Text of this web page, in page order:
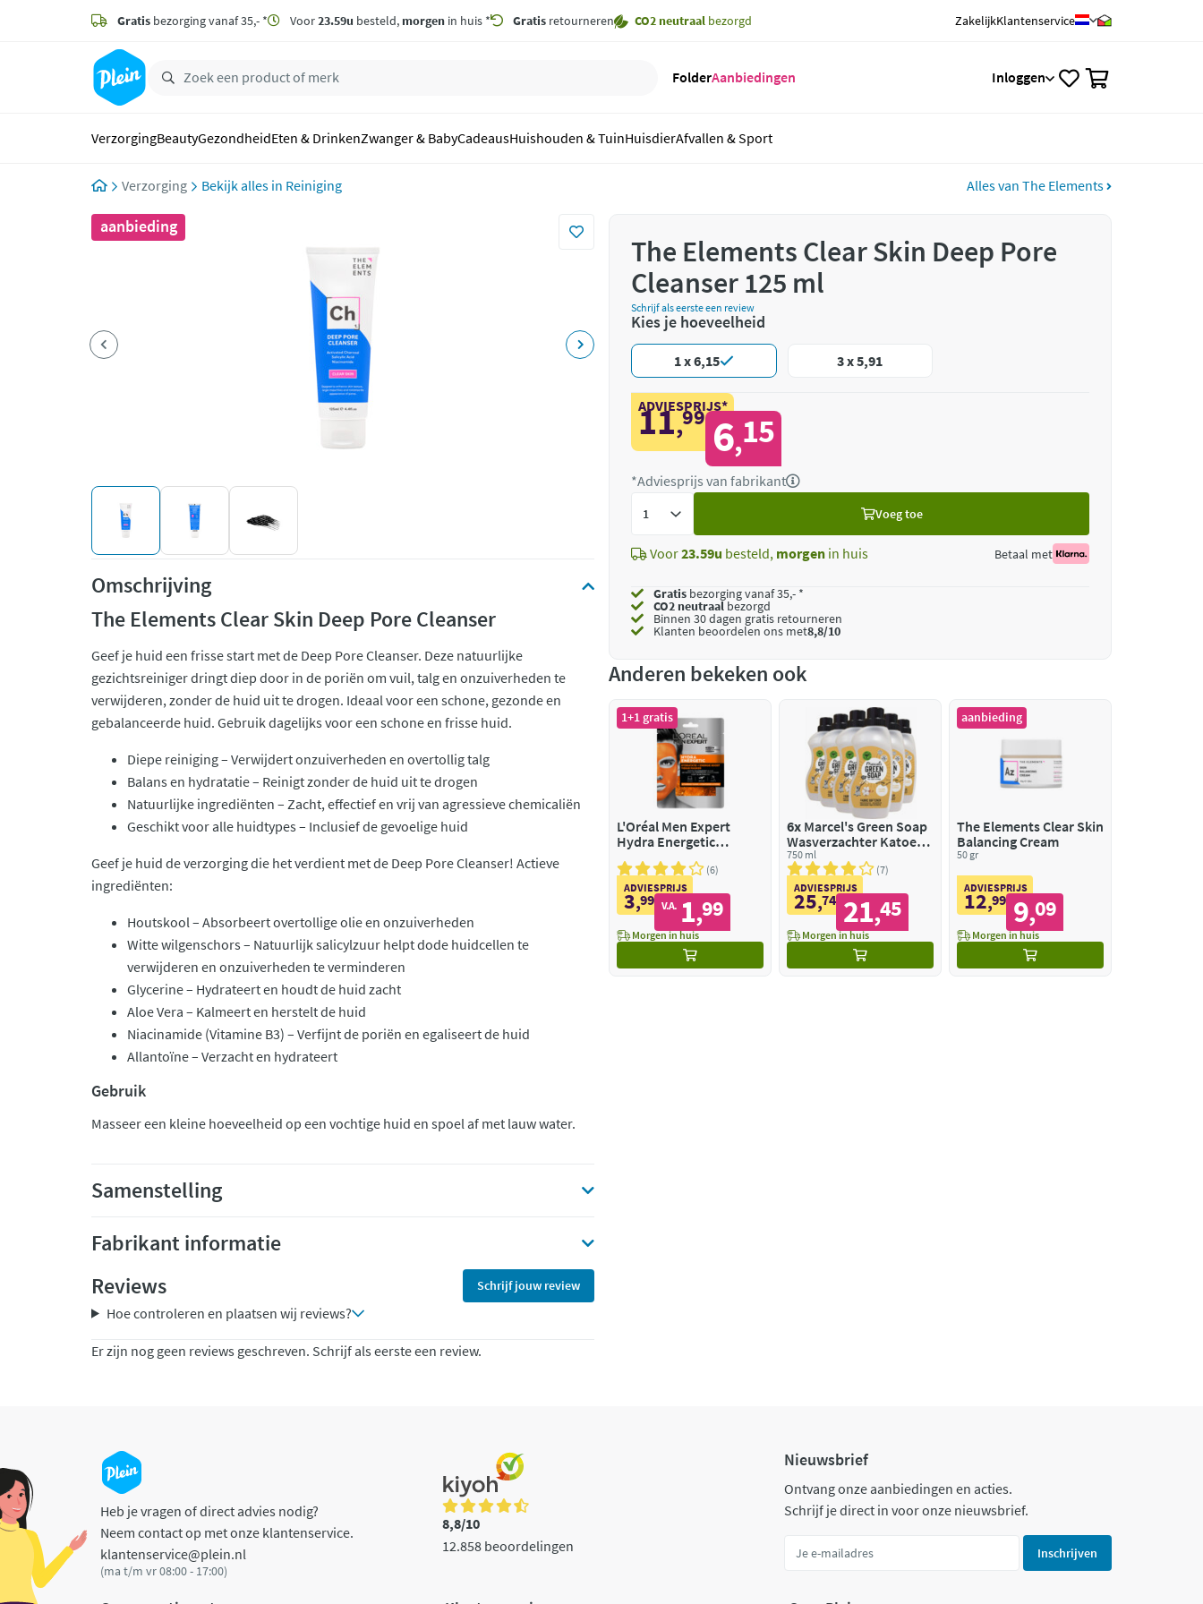
zoeken
hoofdinhoud
Gratis bezorging vanaf 35,- * Voor23.59u besteld, morgen in huis * Gratis retourneren CO2 neutraal bezorgd ZakelijkKlantenservice
FolderAanbiedingen Inloggen
VerzorgingBeautyGezondheidEten & DrinkenZwanger & BabyCadeausHuishouden & TuinHuisdierAfvallen & Sport
Verzorging Reiniging Alles van The Elements
aanbieding
Omschrijving
The Elements Clear Skin Deep Pore Cleanser
Geef je huid een frisse start met de Deep Pore Cleanser. Deze natuurlijke
gezichtsreiniger dringt diep door in de poriën om vuil, talg en onzuiverheden te
verwijderen, zonder de huid uit te drogen. Ideaal voor een schone, gezonde en
gebalanceerde huid. Gebruik dagelijks voor een schone en frisse huid.
Diepe reiniging – Verwijdert onzuiverheden en overtollig talg
Balans en hydratatie – Reinigt zonder de huid uit te drogen
Natuurlijke ingrediënten – Zacht, effectief en vrij van agressieve chemicaliën
Geschikt voor alle huidtypes – Inclusief de gevoelige huid
Geef je huid de verzorging die het verdient met de Deep Pore Cleanser! Actieve
ingrediënten:
Houtskool – Absorbeert overtollige olie en onzuiverheden
Witte wilgenschors – Natuurlijk salicylzuur helpt dode huidcellen te
verwijderen en onzuiverheden te verminderen
Glycerine – Hydrateert en houdt de huid zacht
Aloe Vera – Kalmeert en herstelt de huid
Niacinamide (Vitamine B3) – Verfijnt de poriën en egaliseert de huid
Allantoïne – Verzacht en hydrateert
Gebruik
Masseer een kleine hoeveelheid op een vochtige huid en spoel af met lauw water.
Samenstelling
Fabrikant informatie
Reviews
Schrijf jouw review
Hoe controleren en plaatsen wij reviews?
Er zijn nog geen reviews geschreven. Schrijf als eerste een review.
The Elements Clear Skin Deep Pore
Cleanser 125 ml
Schrijf als eerste een review
Kies je hoeveelheid
1 x 6,15 3 x 5,91
ADVIESPRIJS*
11,99 6,15
*Adviesprijs van fabrikant
Voeg toe
Voor23.59u besteld, morgen in huis Betaal met
Gratis bezorging vanaf 35,- *
CO2 neutraalbezorgd
Binnen 30 dagen gratis retourneren
Klanten beoordelen ons met8,8/10
Anderen bekeken ook
1+1 gratis
L'Oréal Men Expert
Hydra Energetic
Gezichtsmasker
6
ADVIESPRIJS
3,99 V.A. 1,99
Morgen in huis
6x Marcel's Green Soap
Wasverzachter Katoen
& Vanilla 30 Wasbeurten
750 ml
7
ADVIESPRIJS
25,74 21,45
Morgen in huis
aanbieding
The Elements Clear Skin
Balancing Cream
50 gr
ADVIESPRIJS
12,99 9,09
Morgen in huis
Heb je vragen of direct advies nodig?
Neem contact op met onze klantenservice.
klantenservice@plein.nl
(ma t/m vr 08:00 - 17:00)
8,8/10
12.858 beoordelingen
Nieuwsbrief
Ontvang onze aanbiedingen en acties.
Schrijf je direct in voor onze nieuwsbrief.
Inschrijven